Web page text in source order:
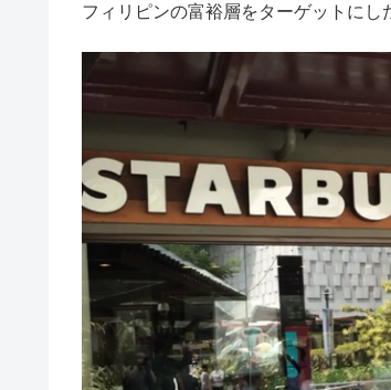
フィリピンの富裕層をターゲットにし